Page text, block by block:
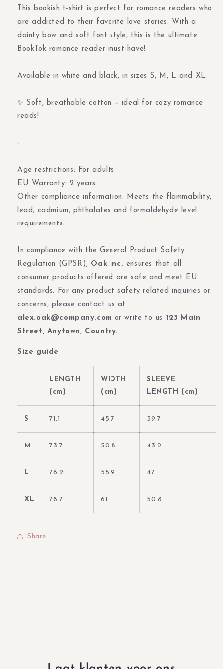
T-
Shirt
T-
Shirt
This bookish t-shirt is perfect for romance readers who
are addicted to their favorite love stories. With a
dainty bow and soft font style, this is the ultimate
BookTok romance reader must-have!
Available in white and black, in sizes S, M, L and XL.
✨ Soft, breathable cotton – ideal for cozy romance
reads!
-
Age restrictions: For adults
EU Warranty: 2 years
Other compliance information: Meets the flammability,
lead, cadmium, phthalates and formaldehyde level
requirements.
In compliance with the General Product Safety
Regulation (GPSR), Oak inc. ensures that all
consumer products offered are safe and meet EU
standards. For any product safety related inquiries or
concerns, please contact us at
alex.oak@company.com or write to us 123 Main
Street, Anytown, Country.
Size guide
LENGTH
(cm)
WIDTH
(cm)
SLEEVE
LENGTH (cm)
S 71.1 45.7 39.7
M 73.7 50.8 43.2
L 76.2 55.9 47
XL 78.7 61 50.8
Share